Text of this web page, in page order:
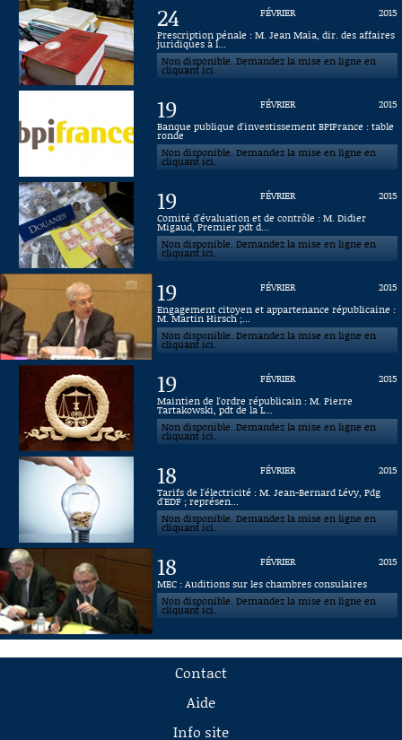
24 FÉVRIER
2015
Prescription pénale : M. Jean Maïa, dir. des affaires
juridiques à l...
Non disponible. Demandez la mise en ligne en
cliquant ici.
19 FÉVRIER
2015
Banque publique d'investissement BPIFrance : table
ronde
Non disponible. Demandez la mise en ligne en
cliquant ici.
19 FÉVRIER
2015
Comité d'évaluation et de contrôle : M. Didier
Migaud, Premier pdt d...
Non disponible. Demandez la mise en ligne en
cliquant ici.
19 FÉVRIER
2015
Engagement citoyen et appartenance républicaine :
M. Martin Hirsch ;...
Non disponible. Demandez la mise en ligne en
cliquant ici.
19 FÉVRIER
2015
Maintien de l'ordre républicain : M. Pierre
Tartakowski, pdt de la L...
Non disponible. Demandez la mise en ligne en
cliquant ici.
18 FÉVRIER
2015
Tarifs de l'électricité : M. Jean-Bernard Lévy, Pdg
d'EDF ; représen...
Non disponible. Demandez la mise en ligne en
cliquant ici.
18 FÉVRIER
2015
MEC : Auditions sur les chambres consulaires
Non disponible. Demandez la mise en ligne en
cliquant ici.
Contact
Aide
Info site